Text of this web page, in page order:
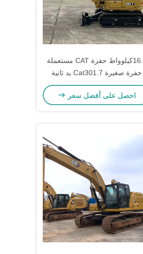
16.1كيلوواط حفرة CAT مستعملة
حفرة صغيرة Cat301.7 يد ثانية
عملية سلسة
احصل على أفضل سعر